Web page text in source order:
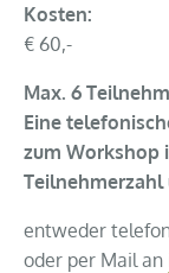
Kosten:
€ 60,-
Max. 6
Eine
zum Workshop
entweder
oder per Mail an